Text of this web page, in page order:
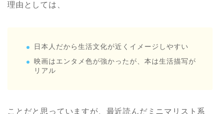
理由としては、
日本人だから生活文化が近くイメージしやすい
映画はエンタメ色が強かったが、本は生活描写が
リアル
ことだと思っていますが、最近読んだミニマリスト系